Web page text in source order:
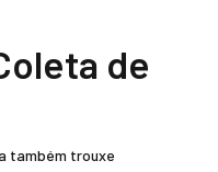
de
também trouxe